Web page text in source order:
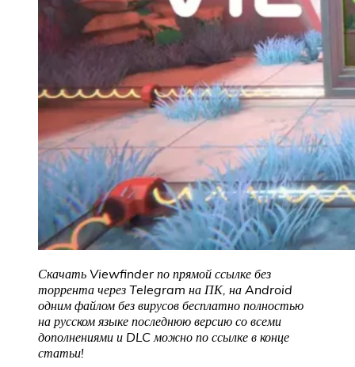
Скачать Viewfinder по прямой ссылке без
торрента через Telegram на ПК, на Android
одним файлом без вирусов бесплатно полностью
на русском языке последнюю версию со всеми
дополнениями и DLC можно по ссылке в конце
статьи!